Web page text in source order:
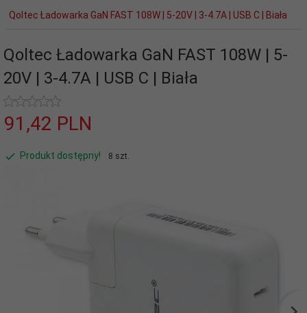
Qoltec Ładowarka GaN FAST 108W | 5-20V | 3-4.7A | USB C | Biała
Qoltec Ładowarka GaN FAST 108W | 5-
20V | 3-4.7A | USB C | Biała
91,42 PLN
Produkt dostępny! 8 szt.